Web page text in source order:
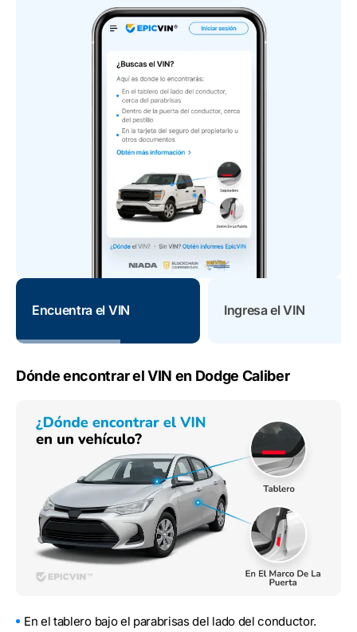
Encuentra el VIN Ingresa el VIN
Dónde encontrar el VIN en Dodge Caliber
En el tablero bajo el parabrisas del lado del conductor.